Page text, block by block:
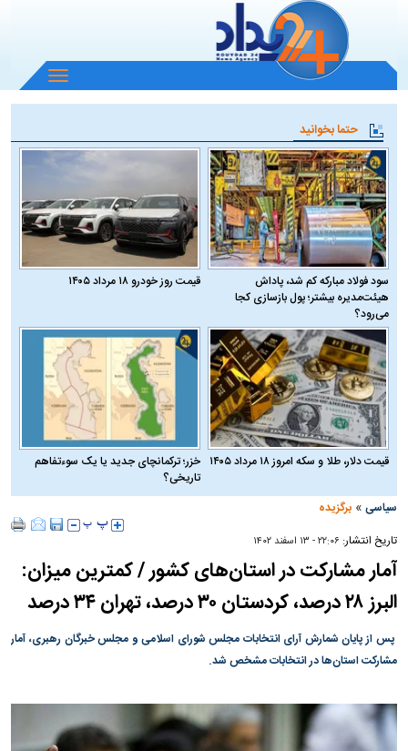
باز
و
منو
حتما بخوانید
سود فولاد مبارکه کم شد، پاداش
هیئت‌مدیره بیشتر؛ پول بازسازی کجا
می‌رود؟
قیمت روز خودرو ۱۸ مرداد ۱۴۰۵
قیمت دلار، طلا و سکه امروز ۱۸ مرداد ۱۴۰۵
خزر؛ ترکمانچای جدید یا یک سوءتفاهم
تاریخی؟
سیاسی »برگزیده
تاریخ انتشار: ۲۲:۰۶ - ۱۳ اسفند ۱۴۰۲
آمار مشارکت در استان‌های کشور / کمترین میزان:
البرز ۲۸ درصد، کردستان ۳۰ درصد، تهران ۳۴ درصد
پس از پایان شمارش آرای انتخابات مجلس شورای اسلامی و مجلس خبرگان رهبری، آمار
مشارکت استان‌ها در انتخابات مشخص شد.